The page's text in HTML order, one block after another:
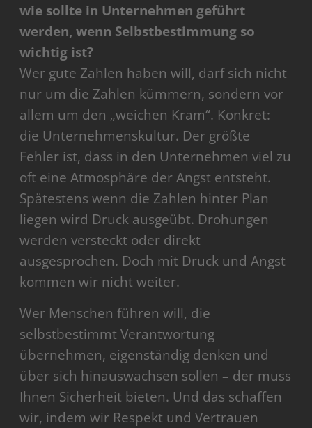
powered byUsercentrics Consent Management
Platform
wie sollte in Unternehmen geführt
werden, wenn Selbstbestimmung so
wichtig ist?
Wer gute Zahlen haben will, darf sich nicht
nur um die Zahlen kümmern, sondern vor
allem um den „weichen Kram“. Konkret:
die Unternehmenskultur. Der größte
Fehler ist, dass in den Unternehmen viel zu
oft eine Atmosphäre der Angst entsteht.
Spätestens wenn die Zahlen hinter Plan
liegen wird Druck ausgeübt. Drohungen
werden versteckt oder direkt
ausgesprochen. Doch mit Druck und Angst
kommen wir nicht weiter.
Wer Menschen führen will, die
selbstbestimmt Verantwortung
übernehmen, eigenständig denken und
über sich hinauswachsen sollen – der muss
Ihnen Sicherheit bieten. Und das schaffen
wir, indem wir Respekt und Vertrauen